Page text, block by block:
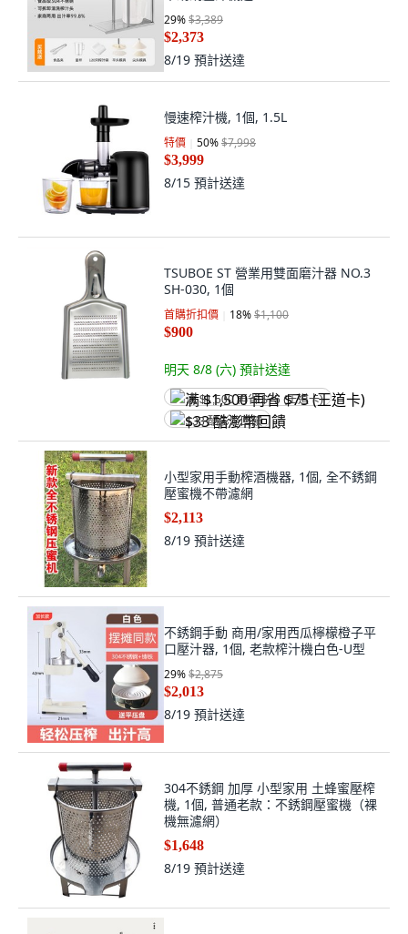
29%$3,389
$2,373
8/19 預計送達
慢速榨汁機, 1個, 1.5L
特價 50%$7,998
$3,999
8/15 預計送達
TSUBOE ST 營業用雙面磨汁器 NO.3
SH-030, 1個
首購折扣價 18%$1,100
$900
明天 8/8 (六) 預計送達
满 $1,500 再省 $75 (王道卡)
$33 酷澎幣回饋
小型家用手動榨酒機器, 1個, 全不銹鋼
壓蜜機不帶濾網
$2,113
8/19 預計送達
不銹鋼手動 商用/家用西瓜檸檬橙子平
口壓汁器, 1個, 老款榨汁機白色-U型
29%$2,875
$2,013
8/19 預計送達
304不銹鋼 加厚 小型家用 土蜂蜜壓榨
機, 1個, 普通老款：不銹鋼壓蜜機（裸
機無濾網）
$1,648
8/19 預計送達